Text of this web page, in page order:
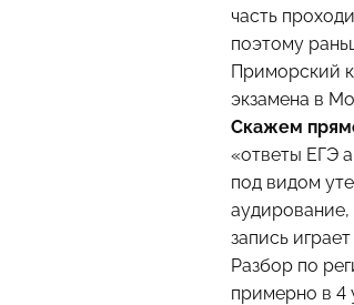
часть
поэтому
Приморский
экзамена в
Скажем
«ответы ЕГЭ
под видом
аудирование,
запись
Разбор по
примерно в 4